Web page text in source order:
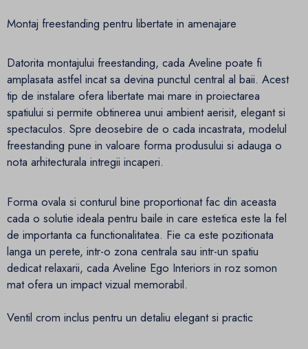
Montaj freestanding pentru libertate in amenajare
Datorita montajului freestanding, cada Aveline poate fi
amplasata astfel incat sa devina punctul central al baii. Acest
tip de instalare ofera libertate mai mare in proiectarea
spatiului si permite obtinerea unui ambient aerisit, elegant si
spectaculos. Spre deosebire de o cada incastrata, modelul
freestanding pune in valoare forma produsului si adauga o
nota arhitecturala intregii incaperi.
Forma ovala si conturul bine proportionat fac din aceasta
cada o solutie ideala pentru baile in care estetica este la fel
de importanta ca functionalitatea. Fie ca este pozitionata
langa un perete, intr-o zona centrala sau intr-un spatiu
dedicat relaxarii, cada Aveline Ego Interiors in roz somon
mat ofera un impact vizual memorabil.
Ventil crom inclus pentru un detaliu elegant si practic